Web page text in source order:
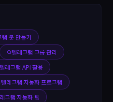
램 봇 만들기
텔레그램 그룹 관리
텔레그램 API 활용
텔레그램 자동화 프로그램
그램 자동화 팁